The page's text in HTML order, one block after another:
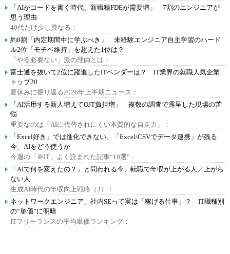
「AIがコードを書く時代、新職種FDEが需要増」 7割のエンジニアが
思う理由
40代だけ少し異なる：
約8割「内定期間中に学ぶべき」 未経験エンジニア自主学習のハード
ル2位「モチベ維持」を超えた1位は？
「やる必要ない」派の理由とは：
富士通を抜いて2位に躍進したITベンダーは？ IT業界の就職人気企業
トップ20
夏休みに振り返る2026年上半期ニュース：
「AI活用する新人増えてOJT負担増」 複数の調査で露呈した現場の苦
悩
重要なのは「AIに代替されにくい本質的な自走力」：
「Excel好き」では進化できない、「Excel/CSVでデータ連携」が残る
今、AIをどう使うか
今週の「＠IT」よく読まれた記事“10選”：
「AIで何を変えたの？」と問われる今、転職で年収が上がる人／上がら
ない人
生成AI時代の年収向上戦略（3）：
ネットワークエンジニア、社内SEって実は「稼げる仕事」？ IT職種別
の“単価”に明暗
ITフリーランスの平均単価ランキング：